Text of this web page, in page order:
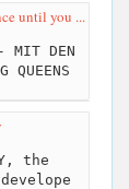
until you ...
MIT DEN
QUEENS
the